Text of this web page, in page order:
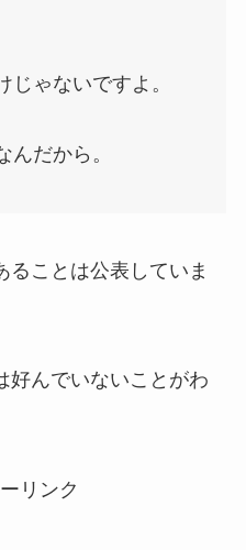
ゃないですよ。
んだから。
ることは公表していま
好んでいないことがわ
リンク